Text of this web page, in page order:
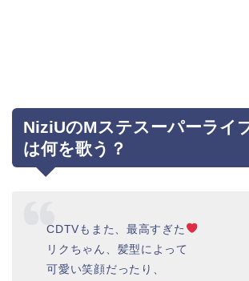
NiziUのMステスーパーライ
は何を歌う？
CDTVもまた、最高すぎた
リクちゃん、髪型によって
可愛い笑顔だったり、